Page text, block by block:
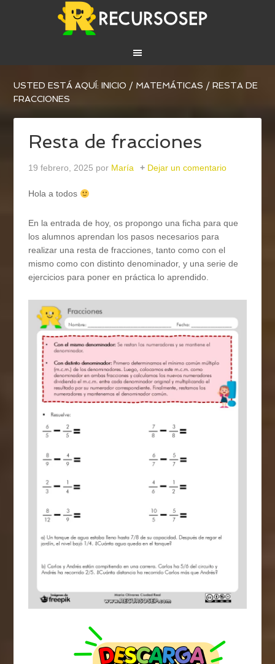
USTED ESTÁ AQUÍ:INICIO / MATEMÁTICAS / RESTA DE
FRACCIONES
Resta de fracciones
19 febrero, 2025 por María Dejar un comentario
Hola a todos
En la entrada de hoy, os propongo una ficha para que
los alumnos aprendan los pasos necesarios para
realizar una resta de fracciones, tanto como con el
mismo como con distinto denominador, y una serie de
ejercicios para poner en práctica lo aprendido.